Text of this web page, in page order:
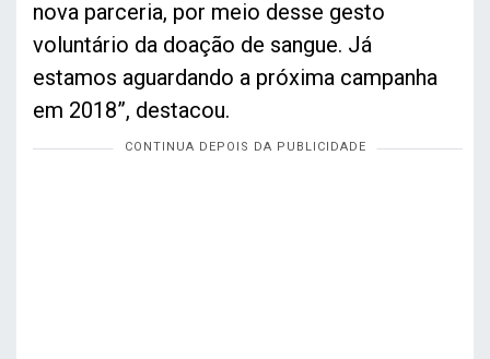
nova parceria, por meio desse gesto
voluntário da doação de sangue. Já
estamos aguardando a próxima campanha
em 2018”, destacou.